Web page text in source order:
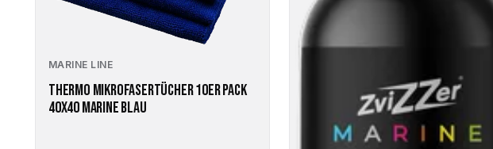
MARINE LINE
THERMO MIKROFASERTÜCHER 10ER PACK
40X40 MARINE BLAU